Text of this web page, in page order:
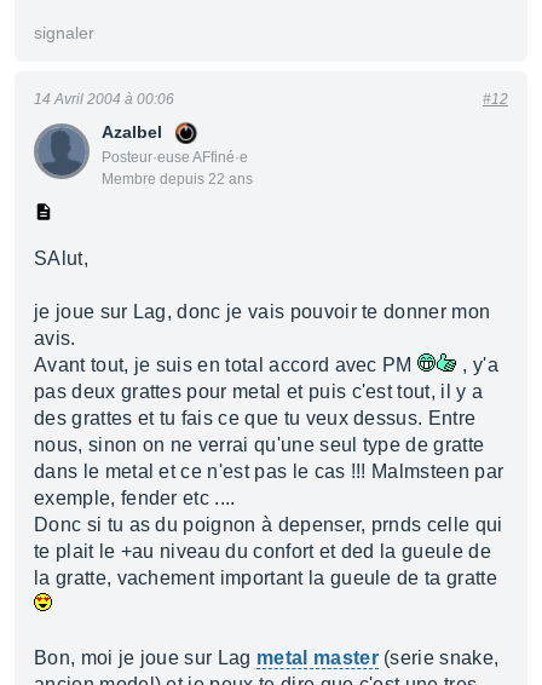
signaler
Azalbel
Posteur·euse AFfiné·e
Membre depuis 22 ans
14 Avril 2004 à 00:06 #12
SAlut,
je joue sur Lag, donc je vais pouvoir te donner mon
avis.
Avant tout, je suis en total accord avec PM
, y'a
pas deux grattes pour metal et puis c'est tout, il y a
des grattes et tu fais ce que tu veux dessus. Entre
nous, sinon on ne verrai qu'une seul type de gratte
dans le metal et ce n'est pas le cas !!! Malmsteen par
exemple, fender etc ....
Donc si tu as du poignon à depenser, prnds celle qui
te plait le +au niveau du confort et ded la gueule de
la gratte, vachement important la gueule de ta gratte
Bon, moi je joue sur Lag metal master(serie snake,